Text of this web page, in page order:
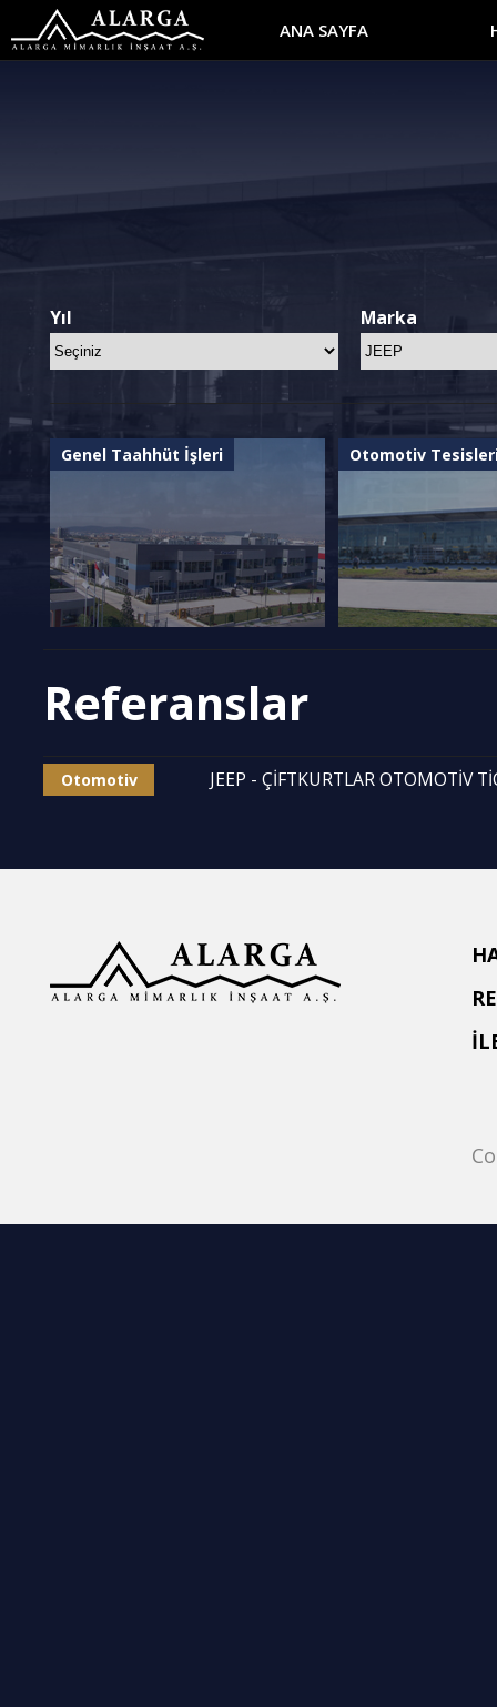
ANA SAYFA
Yıl Marka
Genel Taahhüt İşleri Otomotiv
Referanslar
Otomotiv JEEP - ÇİFTKURTLAR OTOMOTİV